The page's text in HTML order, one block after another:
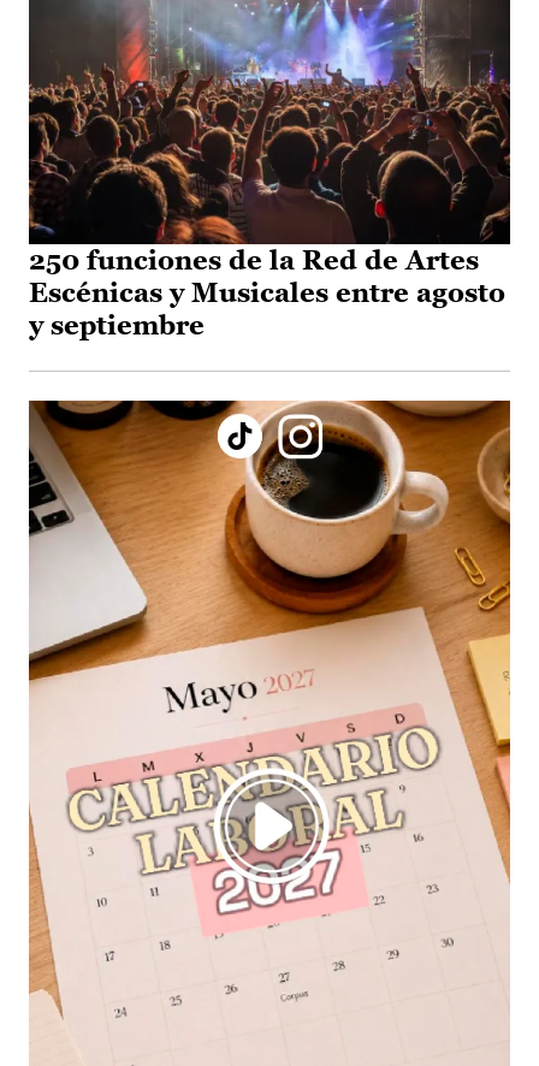
250 funciones de la Red de Artes
Escénicas y Musicales entre agosto
y septiembre